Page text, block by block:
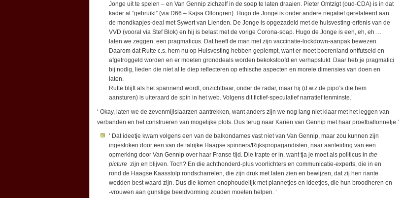
Jonge uit te spelen – en Van Gennip zichzelf in de soep te laten draaien. Pieter Omtzigt (oud-CDA) is in dat
kader al “gebruikt” (via D66 – Kajsa Ollongren). Hugo de Jonge is onder andere negatief gerelateerd aan
de mondkapjes-deal met Sywert van Lienden. De Jonge is opgezadeld met de huisvesting-erfenis van de
VVD (vooral via Stef Blok) en hij is belast met de vorige Corona-soap. Hugo de Jonge is een, eh, eh …
laten we zeggen: een pragmaticus. Dat heeft de man met zijn vaccinatie-lockdown-aanpak bewezen.
Daarom dat Rutte c.s. hem nu op Huisvesting hebben geplempt, want er moet boerenland ontfutseld en
afgetroggeld worden en er moeten gronddeals worden bekokstoofd en verhapstukt. Daar heb je pragmatici
bij nodig, lieden die niet al te diep reflecteren op ethische aspecten en morele dimensies van doen en
laten.
Rutte blijft als het spannend wordt, onzichtbaar, onder de radar, maar hij (d.w.z de pipo’s die hem
aansturen) is uiteraard de spin in het web. Volgens dit fictief-speculatief narratief tenminste.’
‘ Okay, laten we de zevenmijlslaarzen aantrekken, want anders zijn we nog lang niet klaar met het leggen van
verbanden en het construeren van mogelijke plots. Dus terug naar Karien van Gennip met haar proefballonnetje.’
‘ Dat ideetje kwam volgens een van de balkondames vast niet van Van Gennip, maar zou kunnen zijn
ingestoken door een van de talrijke Haagse spinners/Rijkspropagandisten, naar aanleiding van een
opmerking door Van Gennip over haar Franse tijd. Die trapte er in, want tja je moet als politicus in the
picture zijn en blijven. Toch? En die achthonderd-plus voorlichters en communicatie-experts, die in en
rond de Haagse Kaasstolp rondscharrelen, die zijn druk met laten zien en bewijzen, dat zij hen riante
wedden best waard zijn. Dus die komen onophoudelijk met plannetjes en ideetjes, die hun broodheren en
-vrouwen aan gunstige beeldvorming zouden moeten helpen. ’